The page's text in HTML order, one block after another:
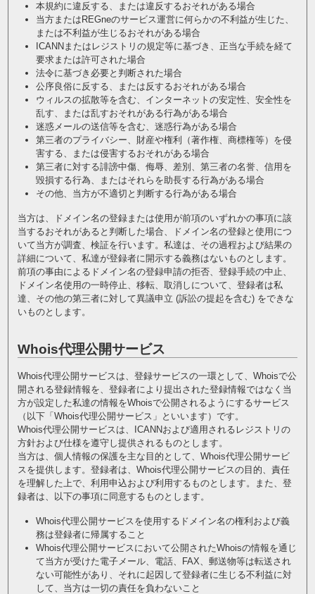
本規約に違反する、または違反するおそれがある場合
当方またはREGneのサービス運営に何らかの不利益が生じた、
または不利益が生じるおそれがある場合
ICANNまたはレジストリの規定等に基づき、正当な手続を経て
要求または許可された場合
法令に基づき必要と判断された場合
公序良俗に反する、または反するおそれがある場合
ウィルスの拡散等を含む、インターネットの安定性、安全性を
乱す、または乱すおそれがある行為がある場合
迷惑メールの送信等を含む、迷惑行為がある場合
第三者のプライバシー、財産や権利（著作権、商標権等）を侵
害する、または侵害するおそれがある場合
第三者に対する誹謗中傷、侮辱、差別、第三者の名誉、信用を
毀損する行為、またはそれらを助長する行為がある場合
その他、当方が不適切と判断する行為がある場合
当方は、ドメイン名の登録または使用が前項のいずれかの事項に該
当するおそれがあると判断した場合、ドメイン名の登録と使用につ
いて当方が調査、検証を行います。私達は、その過程および結果の
詳細について、私達が登録者に開示する義務はないものとします。
前項の事由によるドメイン名の登録申請の拒否、登録手続の中止、
ドメイン名使用の一時停止、移転、取消しについて、登録者は私
達、その他の第三者に対して異議申立 (訴訟の提起を含む) をできな
いものとします。
Whois代理公開サービス
Whois代理公開サービスは、登録サービスの一環として、Whoisで公
開される登録情報を、登録者により提出された登録情報ではなく当
方が設定した私達の情報をWhoisで公開されるようにするサービス
（以下「Whois代理公開サービス」といいます）です。
Whois代理公開サービスは、ICANNおよび適用されるレジストリの
方針および仕様を遵守し提供されるものとします。
当方は、個人情報の保護を主な目的として、Whois代理公開サービ
スを提供します。登録者は、Whois代理公開サービスの目的、責任
を理解した上で、利用申込および利用するものとします。また、登
録者は、以下の事項に同意するものとします。
Whois代理公開サービスを使用するドメイン名の権利および義
務は登録者に帰属すること
Whois代理公開サービスにおいて公開されたWhoisの情報を通じ
て当方が受けた電子メール、電話、FAX、郵送物等は転送され
ない可能性があり、それに起因して登録者に生じる不利益に対
して、当方は一切の責任を負わないこと